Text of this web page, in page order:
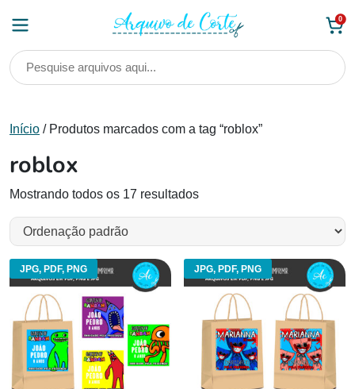
0
Início / Produtos marcados com a tag “roblox”
roblox
Mostrando todos os 17 resultados
JPG, PDF, PNG JPG, PDF, PNG